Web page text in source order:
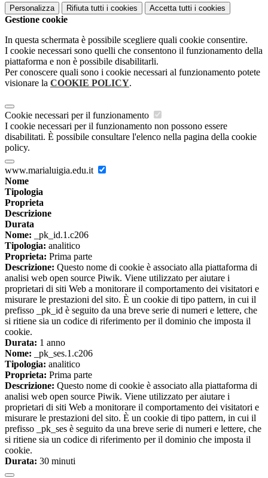
Personalizza Rifiuta tutti i cookies Accetta tutti i cookies
Gestione cookie
In questa schermata è possibile scegliere quali cookie consentire.
I cookie necessari sono quelli che consentono il funzionamento della
piattaforma e non è possibile disabilitarli.
Per conoscere quali sono i cookie necessari al funzionamento potete
visionare la COOKIE POLICY.
Cookie necessari per il funzionamento
I cookie necessari per il funzionamento non possono essere
disabilitati. È possibile consultare l'elenco nella pagina della cookie
policy.
www.marialuigia.edu.it
Nome
Tipologia
Proprieta
Descrizione
Durata
Nome: _pk_id.1.c206
Tipologia: analitico
Proprieta: Prima parte
Descrizione: Questo nome di cookie è associato alla piattaforma di
analisi web open source Piwik. Viene utilizzato per aiutare i
proprietari di siti Web a monitorare il comportamento dei visitatori e
misurare le prestazioni del sito. È un cookie di tipo pattern, in cui il
prefisso _pk_id è seguito da una breve serie di numeri e lettere, che
si ritiene sia un codice di riferimento per il dominio che imposta il
cookie.
Durata: 1 anno
Nome: _pk_ses.1.c206
Tipologia: analitico
Proprieta: Prima parte
Descrizione: Questo nome di cookie è associato alla piattaforma di
analisi web open source Piwik. Viene utilizzato per aiutare i
proprietari di siti Web a monitorare il comportamento dei visitatori e
misurare le prestazioni del sito. È un cookie di tipo pattern, in cui il
prefisso _pk_ses è seguito da una breve serie di numeri e lettere, che
si ritiene sia un codice di riferimento per il dominio che imposta il
cookie.
Durata: 30 minuti